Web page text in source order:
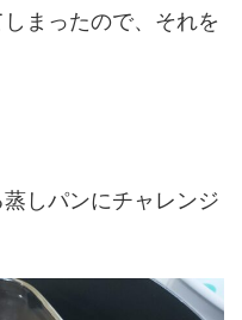
まったので、それを
しパンにチャレンジ